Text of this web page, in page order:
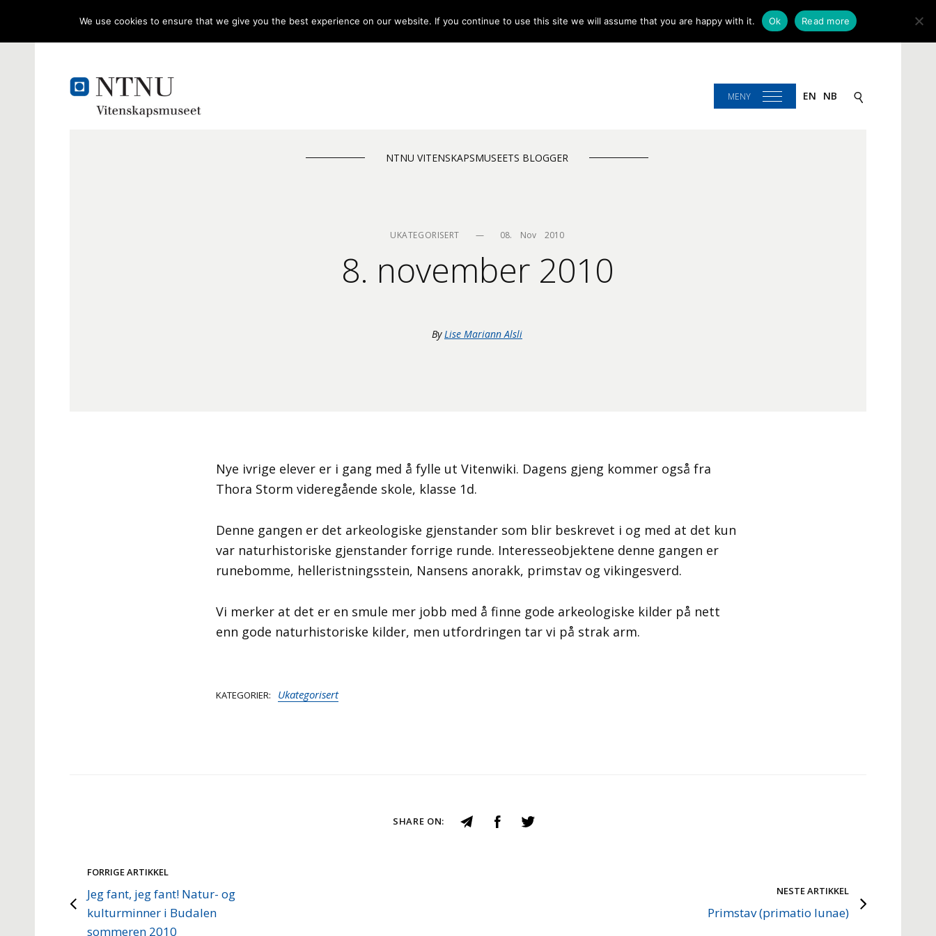
MENY EN NB
NTNU VITENSKAPSMUSEETS BLOGGER
UKATEGORISERT — 08.    Nov    2010
8. november 2010
By Lise Mariann Alsli
Nye ivrige elever er i gang med å fylle ut Vitenwiki. Dagens gjeng kommer også fra
Thora Storm videregående skole, klasse 1d.
Denne gangen er det arkeologiske gjenstander som blir beskrevet i og med at det kun
var naturhistoriske gjenstander forrige runde. Interesseobjektene denne gangen er
runebomme, helleristningsstein, Nansens anorakk, primstav og vikingesverd.
Vi merker at det er en smule mer jobb med å finne gode arkeologiske kilder på nett
enn gode naturhistoriske kilder, men utfordringen tar vi på strak arm.
KATEGORIER Ukategorisert
SHARE ON:
FORRIGE ARTIKKEL
Jeg fant, jeg fant! Natur- og
kulturminner i Budalen
sommeren 2010
NESTE ARTIKKEL
Primstav (primatio lunae)
We use cookies to ensure that we give you the best experience on our website. If you continue to use this site we will assume that you are happy with it. Ok Read more